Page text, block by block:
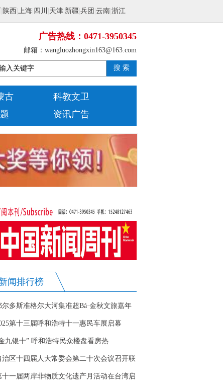
陕西 上海 四川 天津 新疆 兵团 云南 浙江
广告热线：0471-3950345
邮箱：wangluozhongxin163@163.com
搜 索
古
科教文卫
资讯广告
闻排行榜
尔多斯准格尔大河集准超Bá·金秋文旅嘉年
开幕第十三届呼和浩特十一惠民车展启幕
九银十” 呼和浩特民众楼盘看房热
治区十四届人大常委会第二十次会议召开联
会议
十一届两岸非物质文化遗产月活动在台湾启